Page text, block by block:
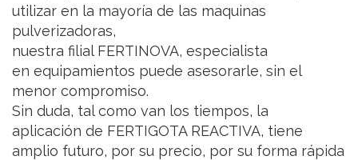
utilizar en la mayoría de las maquinas
pulverizadoras,
nuestra filial FERTINOVA, especialista
en equipamientos puede asesorarle, sin el
menor compromiso.
Sin duda, tal como van los tiempos, la
aplicación de FERTIGOTA REACTIVA, tiene
amplio futuro, por su precio, por su forma rápida